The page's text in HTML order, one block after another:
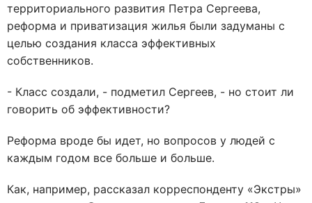
территориального развития Петра Сергеева,
реформа и приватизация жилья были задуманы с
целью создания класса эффективных
собственников.
- Класс создали, - подметил Сергеев, - но стоит ли
говорить об эффективности?
Реформа вроде бы идет, но вопросов у людей с
каждым годом все больше и больше.
Как, например, рассказал корреспонденту «Экстры»